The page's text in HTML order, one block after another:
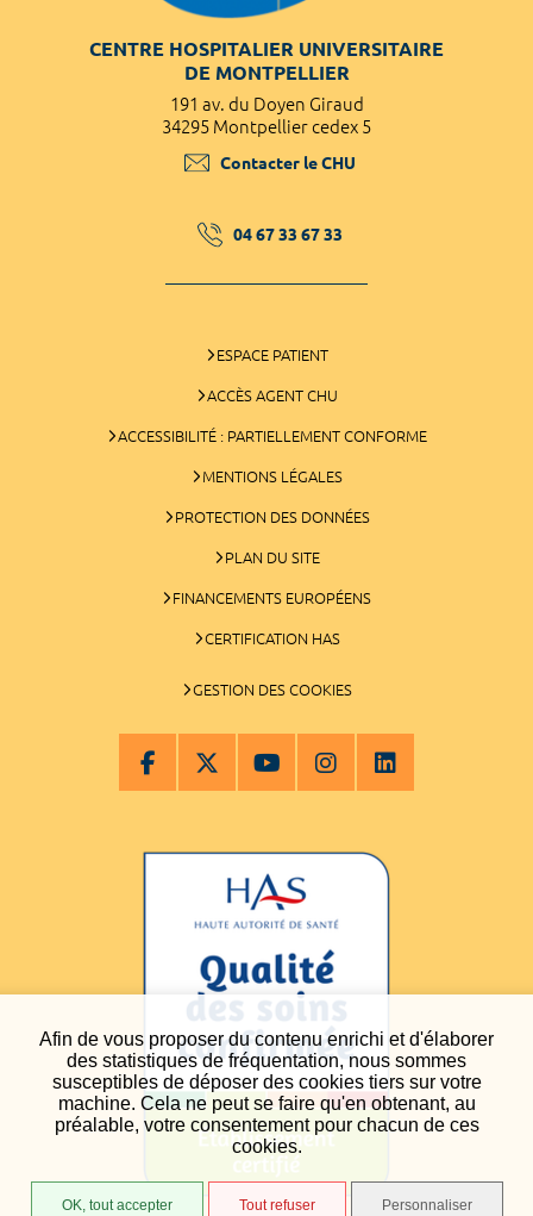
Afin de vous proposer du contenu enrichi et d'élaborer
des statistiques de fréquentation, nous sommes
susceptibles de déposer des cookies tiers sur votre
machine. Cela ne peut se faire qu'en obtenant, au
préalable, votre consentement pour chacun de ces
cookies.
OK, tout accepter Tout refuser Personnaliser
CENTRE HOSPITALIER UNIVERSITAIRE
DE MONTPELLIER
191 av. du Doyen Giraud
34295 Montpellier cedex 5
Contacter le CHU
04 67 33 67 33
ESPACE PATIENT
ACCÈS AGENT CHU
ACCESSIBILITÉ : PARTIELLEMENT CONFORME
MENTIONS LÉGALES
PROTECTION DES DONNÉES
PLAN DU SITE
FINANCEMENTS EUROPÉENS
CERTIFICATION HAS
GESTION DES COOKIES